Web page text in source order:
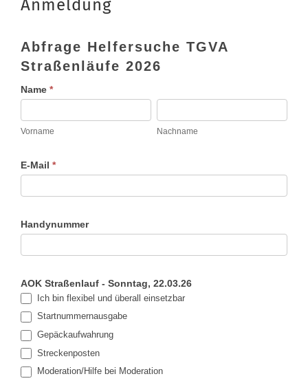
Anmeldung
Helfersuche
TGVA
2026
Abfrage Helfersuche TGVA
Straßenläufe 2026
Name *
Vorname Nachname
E-Mail *
Handynummer
AOK Straßenlauf - Sonntag, 22.03.26
Ich bin flexibel und überall einsetzbar
Startnummernausgabe
Gepäckaufwahrung
Streckenposten
Moderation/Hilfe bei Moderation